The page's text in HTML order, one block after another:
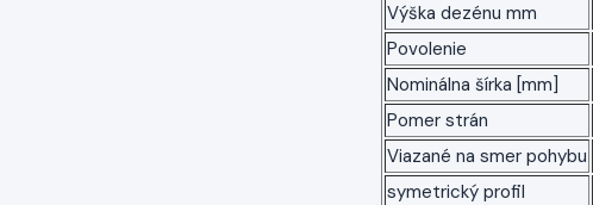
Výška dezénu mm
Povolenie
Nominálna šírka [mm]
Pomer strán
Viazané na smer pohybu
symetrický profil